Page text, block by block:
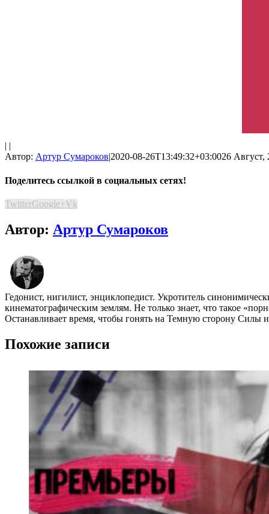
| |
Автор: Артур Сумароков|2020-08-26T13:49:32+03:0026 Август,
Поделитесь ссылкой в социальных сетях!
TwitterGoogle+Vk
Автор: Артур Сумароков
Гедонист, нигилист, энциклопедист. Укротитель
кинематографическим землям. Не только знает, что такое
Останавливает время, чтобы гонять на Темную сторону Силы
Похожие записи